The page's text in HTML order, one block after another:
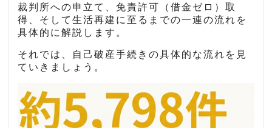
裁判所への申立て、免責許可（借金ゼロ）取
得、そして生活再建に至るまでの一連の流れを
具体的に解説します。
それでは、自己破産手続きの具体的な流れを見
ていきましょう。